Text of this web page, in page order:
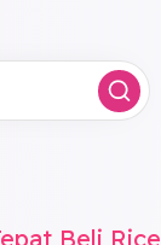
Beli Rice